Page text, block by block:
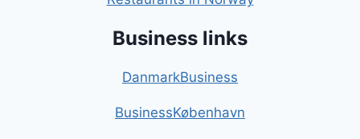
Business links
DanmarkBusiness
BusinessKøbenhavn